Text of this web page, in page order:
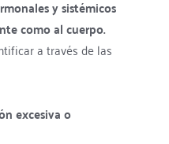
y sistémicos
como al cuerpo.
a través de las
excesiva o